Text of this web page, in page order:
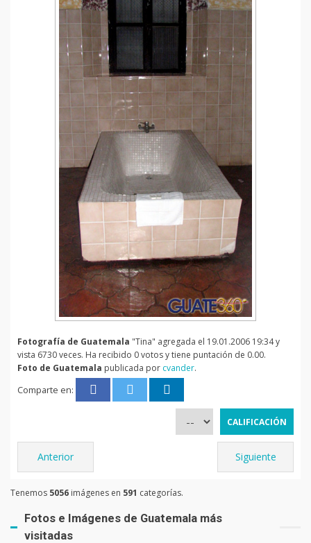
Fotografía de Guatemala "Tina" agregada el 19.01.2006 19:34 y
vista 6730 veces. Ha recibido 0 votos y tiene puntación de 0.00.
Foto de Guatemala publicada por cvander.
Comparte en:
Anterior Siguiente
Tenemos 5056 imágenes en 591 categorías.
Fotos e Imágenes de Guatemala más
visitadas